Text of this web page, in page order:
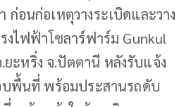
อนก่อเหตุวางระเบิดและวาง
งไฟฟ้าโซลาร์ฟาร์ม Gunkul
ยะหริ่ง จ.ปัตตานี หลังรับแจ้ง
บพื้นที่ พร้อมประสานรถดับ